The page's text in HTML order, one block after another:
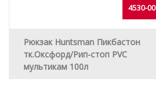
4530-00
Рюкзак Huntsman Пикбастон
тк.Оксфорд/Рип-стоп PVC
мультикам 100л